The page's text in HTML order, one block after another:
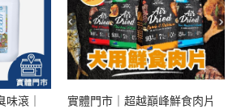
滾｜
實體門市｜超越巔峰鮮食肉片